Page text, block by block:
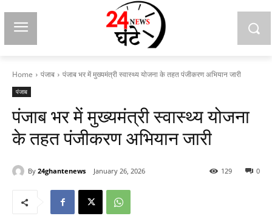
Home पंजाब पंजाब भर में मुख्यमंत्री स्वास्थ्य योजना के तहत पंजीकरण अभियान जारी
पंजाब
पंजाब भर में मुख्यमंत्री स्वास्थ्य योजना
के तहत पंजीकरण अभियान जारी
By 24ghantenews January 26, 2026 0
129